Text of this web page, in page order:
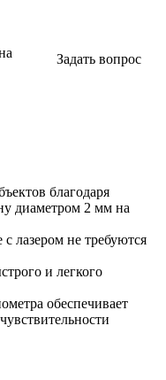
Задать вопрос
благодаря
диаметром 2 мм на
лазером не требуются
и легкого
обеспечивает